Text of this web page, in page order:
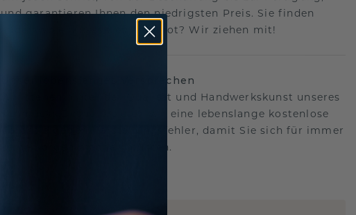
und garantieren Ihnen den niedrigsten Preis. Sie finden
anderswo ein besseres Angebot? Wir ziehen mit!
Unser lebenslanges Versprechen
Wir stehen hinter der Qualität und Handwerkskunst unseres
Schmucks.Deshalb bieten wir eine lebenslange kostenlose
Garantie gegen Herstellungsfehler, damit Sie sich für immer
keine Sorgen machen müssen.